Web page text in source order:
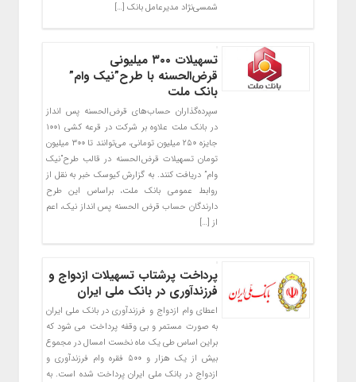
شمسی‌نژاد مدیرعامل بانک […]
تسهیلات ۳۰۰ میلیونی
قرض‌الحسنه با طرح”نیک وام”
بانک ملت
سپرده‌گذاران حساب‌های قرض‌الحسنه پس انداز
در بانک ملت علاوه بر شرکت در قرعه کشی ۱۰۰۱
جایزه ۲۵۰ میلیون تومانی، می‌توانند تا ۳۰۰ میلیون
تومان تسهیلات قرض‌الحسنه در قالب طرح”نیک
وام” دریافت کنند. به گزارش کیوسک خبر به نقل از
روابط عمومی بانک ملت، براساس این طرح
دارندگان حساب قرض الحسنه پس انداز نیک، اعم
از […]
پرداخت پرشتاب تسهیلات ازدواج و
فرزندآوری در بانک ملی ایران
اعطای وام ازدواج و فرزندآوری در بانک ملی ایران
به صورت مستمر و بی وقفه پرداخت می شود که
براین اساس طی یک ماه نخست امسال در مجموع
بیش از یک هزار و ۵۰۰ فقره وام فرزندآوری و
ازدواج در بانک ملی ایران پرداخت شده است. به